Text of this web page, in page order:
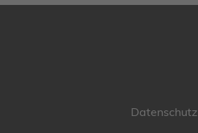
Datenschutz